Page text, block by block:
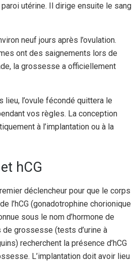
paroi utérine. Il dirige ensuite le sang
neuf jours après l’ovulation.
ont des saignements lors de
la grossesse a officiellement
lieu, l’ovule fécondé quittera le
vos règles. La conception
à l’implantation ou à la
hCG
déclencheur pour que le corps
l’hCG (gonadotrophine chorionique
sous le nom d’hormone de
grossesse (tests d’urine à
recherchent la présence d’hCG
L’implantation doit avoir lieu